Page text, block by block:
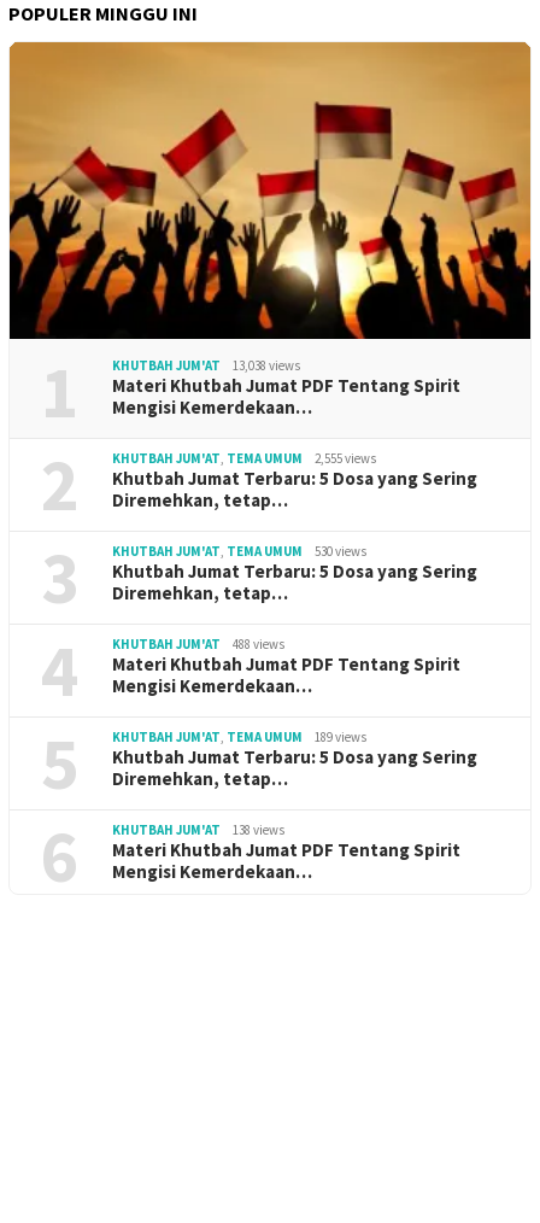
POPULER MINGGU INI
1 KHUTBAH JUM'AT 13,038 views
Materi Khutbah Jumat PDF Tentang Spirit
Mengisi Kemerdekaan…
2 KHUTBAH JUM'AT, TEMA UMUM 2,555 views
Khutbah Jumat Terbaru: 5 Dosa yang Sering
Diremehkan, tetap…
3 KHUTBAH JUM'AT, TEMA UMUM 530 views
Khutbah Jumat Terbaru: 5 Dosa yang Sering
Diremehkan, tetap…
4 KHUTBAH JUM'AT 488 views
Materi Khutbah Jumat PDF Tentang Spirit
Mengisi Kemerdekaan…
5 KHUTBAH JUM'AT, TEMA UMUM 189 views
Khutbah Jumat Terbaru: 5 Dosa yang Sering
Diremehkan, tetap…
6 KHUTBAH JUM'AT 138 views
Materi Khutbah Jumat PDF Tentang Spirit
Mengisi Kemerdekaan…